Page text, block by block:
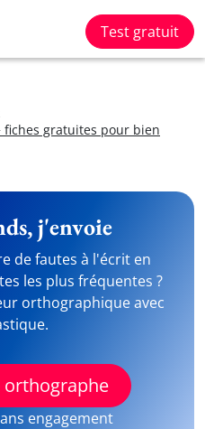
Test gratuit
fiches gratuites pour bien
j'envoie
de fautes à l'écrit en
les plus fréquentes ?
orthographique avec
orthographe
engagement